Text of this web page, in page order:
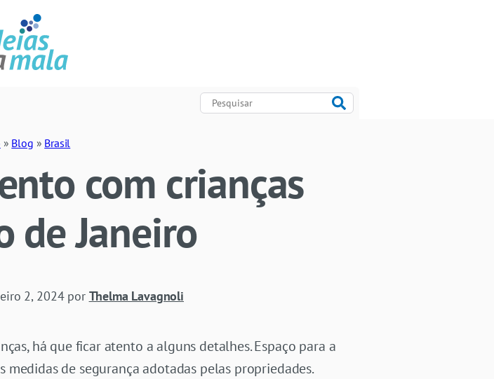
» Blog » Brasil
com crianças
de Janeiro
2, 2024por Thelma Lavagnoli
há que ficar atento a alguns detalhes. Espaço para a
de segurança adotadas pelas propriedades.